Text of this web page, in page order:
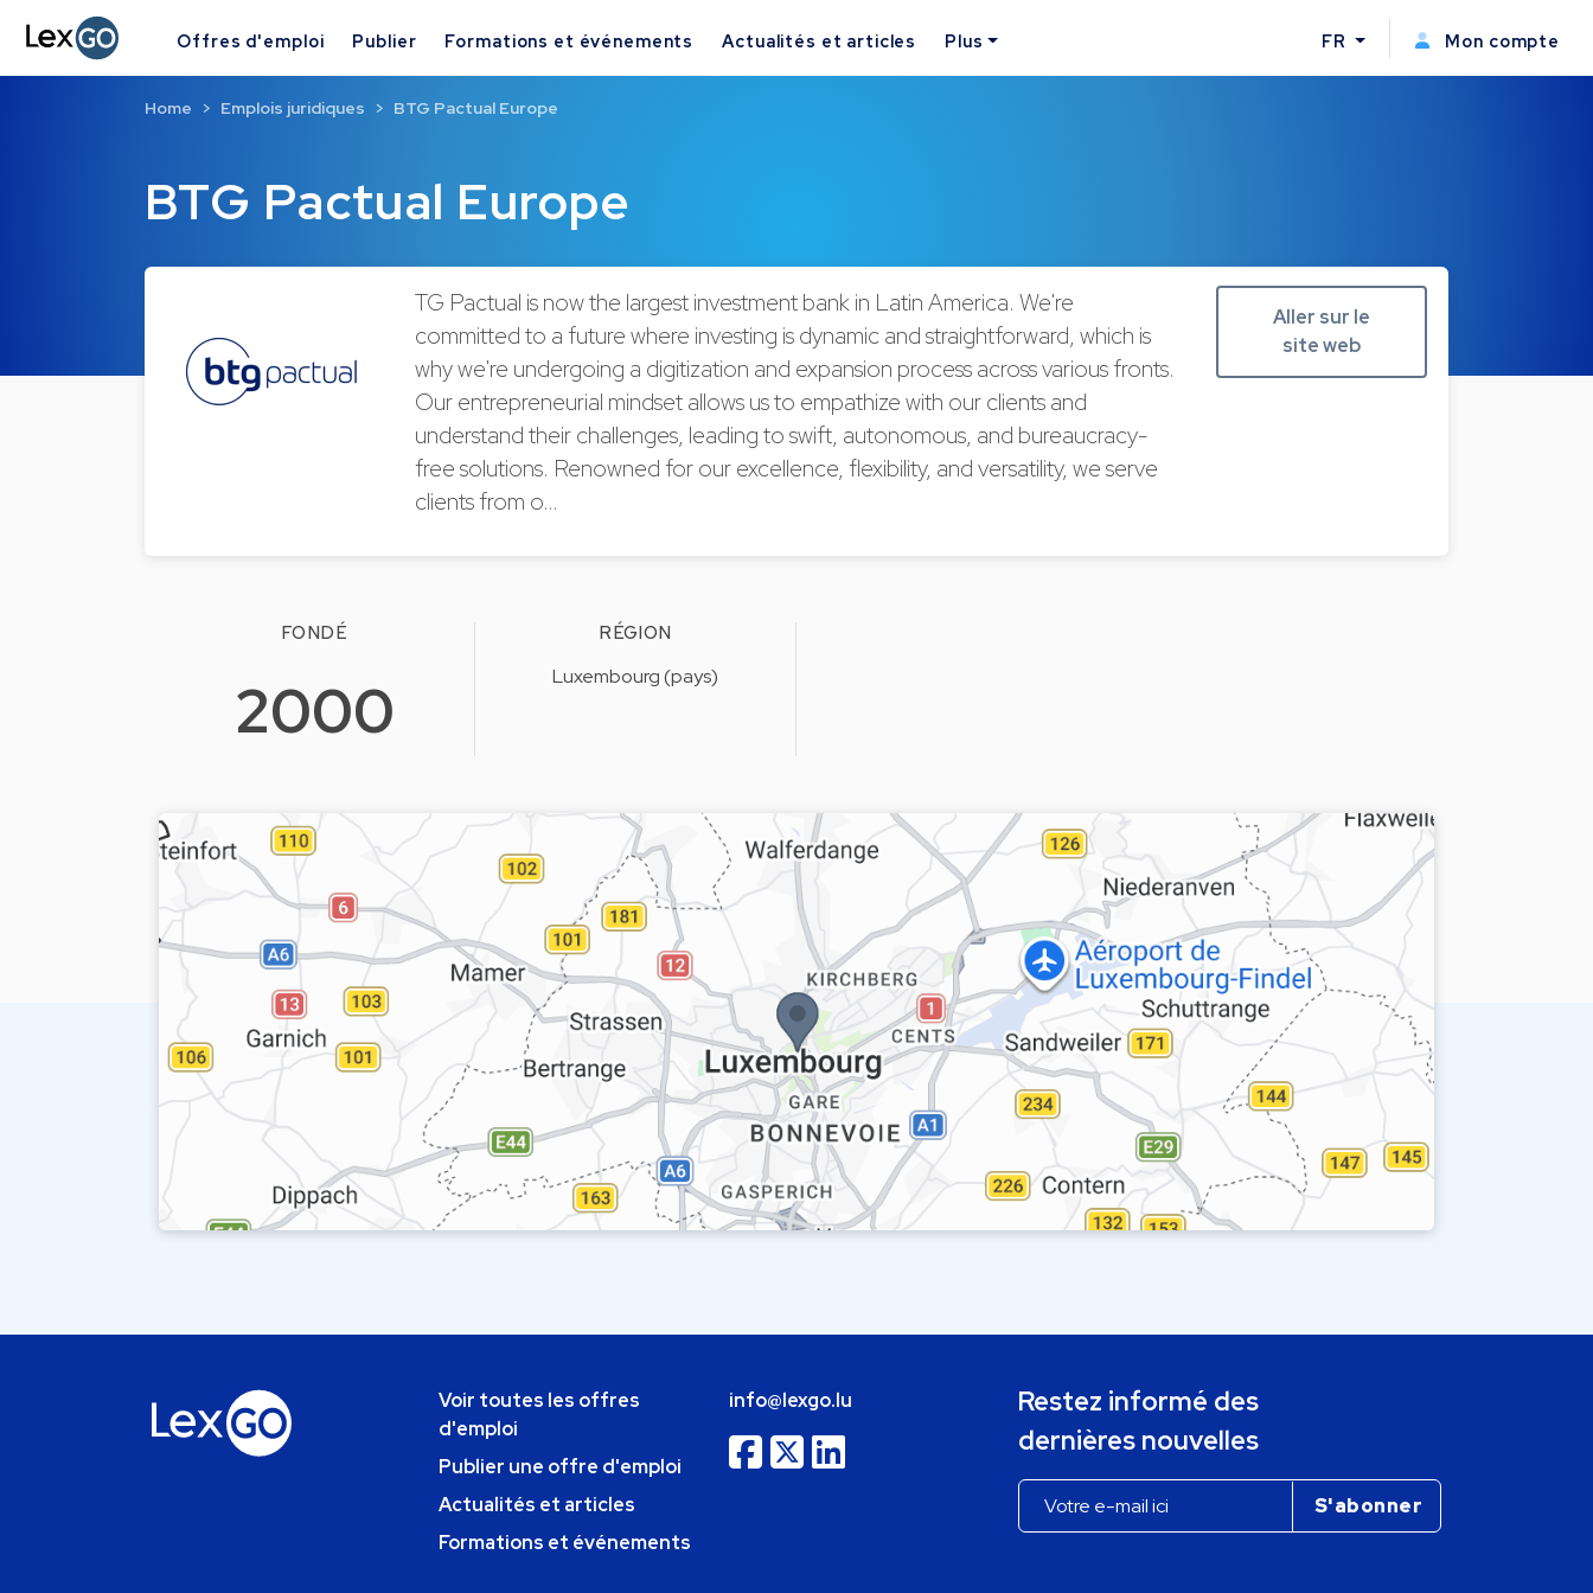
Offres d'emploi Publier Formations et événements Actualités et articles Plus FR Mon compte
BTG Pactual Europe
Home Emplois juridiques BTG Pactual Europe
TG Pactual is now the largest investment bank in Latin America. We're
committed to a future where investing is dynamic and straightforward, which is
why we're undergoing a digitization and expansion process across various fronts.
Our entrepreneurial mindset allows us to empathize with our clients and
understand their challenges, leading to swift, autonomous, and bureaucracy-
free solutions. Renowned for our excellence, flexibility, and versatility, we serve
clients from o…
Aller sur le
site web
FONDÉ
2000
RÉGION
Luxembourg (pays)
Voir toutes les offres
d'emploi
Publier une offre d'emploi
Actualités et articles
Formations et événements
info@lexgo.lu
Restez informé des
dernières nouvelles